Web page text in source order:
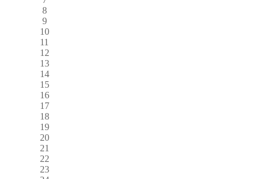
8
9
10
11
12
13
14
15
16
17
18
19
20
21
22
23